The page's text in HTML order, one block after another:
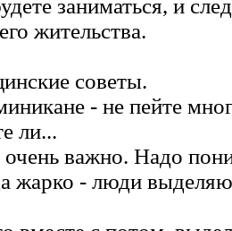
заниматься, и
жительства.
советы.
- не пейте
ли...
важно. Надо
жарко - люди